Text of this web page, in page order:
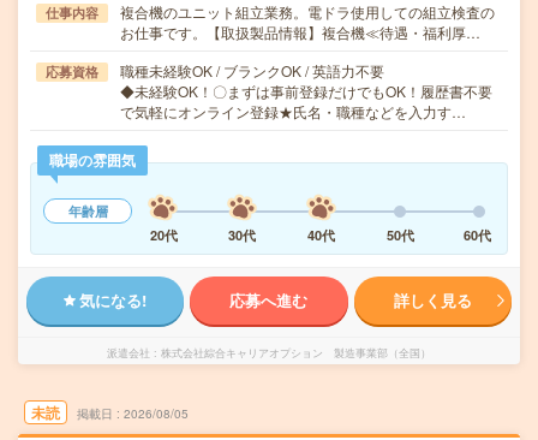
仕事内容
複合機のユニット組立業務。電ドラ使用しての組立検査の
お仕事です。【取扱製品情報】複合機≪待遇・福利厚…
応募資格
職種未経験OK / ブランクOK / 英語力不要
◆未経験OK！〇まずは事前登録だけでもOK！履歴書不要
で気軽にオンライン登録★氏名・職種などを入力す…
職場の雰囲気
年齢層
20代
30代 40代 50代 60代
気になる! 応募へ進む 詳しく見る
派遣会社 株式会社綜合キャリアオプション 製造事業部（全国）
未読 掲載日 2026/08/05